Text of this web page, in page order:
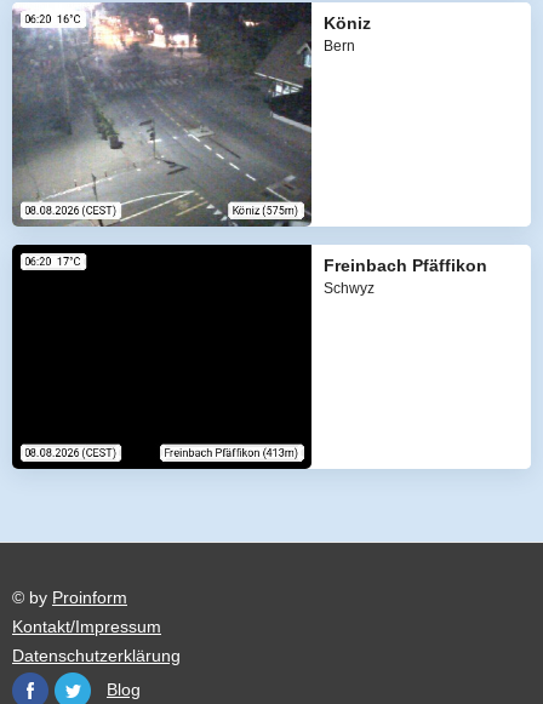
Köniz
Bern
Freinbach Pfäffikon
Schwyz
© by Proinform
Kontakt/Impressum
Datenschutzerklärung
Blog